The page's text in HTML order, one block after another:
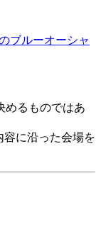
ブルーオーシャ
めるものではあ
容に沿った会場を